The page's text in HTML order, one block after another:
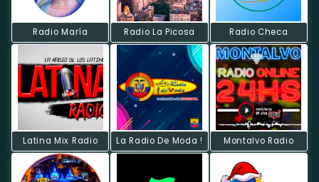
Radio María Radio La Picosa Radio Checa
Latina Mix Radio La Radio De Moda ! Montalvo Radio